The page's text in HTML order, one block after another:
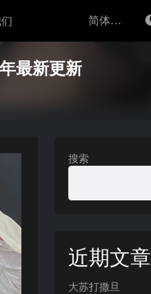
最新更新
搜索
近期文章
大苏打撒旦